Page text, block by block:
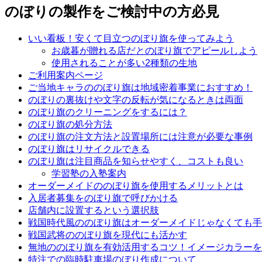
のぼりの製作をご検討中の方必見
いい看板！安くて目立つのぼり旗を使ってみよう
お歳暮が贈れる店だとのぼり旗でアピールしよう
使用されることが多い2種類の生地
ご利用案内ページ
ご当地キャラののぼり旗は地域密着事業におすすめ！
のぼりの裏抜けや文字の反転が気になるときは両面
のぼり旗のクリーニングをするには？
のぼり旗の処分方法
のぼり旗の注文方法と設置場所には注意が必要な事例
のぼり旗はリサイクルできる
のぼり旗は注目商品を知らせやすく、コストも良い
学習塾の入塾案内
オーダーメイドののぼり旗を使用するメリットとは
入居者募集をのぼり旗で呼びかける
店舗内に設置するという選択肢
戦国時代風ののぼり旗はオーダーメイドじゃなくても
戦国武将ののぼり旗を現代にも活かす
無地ののぼり旗を有効活用するコツ！イメージカラー
特注での臨時駐車場のぼり作成について